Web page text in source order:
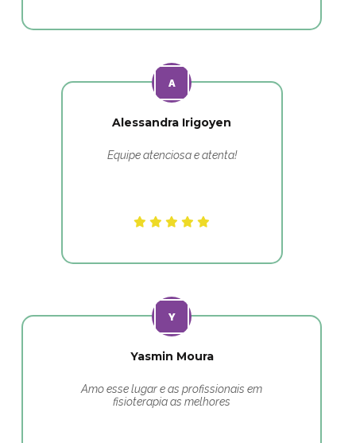
Alessandra Irigoyen
Equipe atenciosa e atenta!
Yasmin Moura
Amo esse lugar e as profissionais em
fisioterapia as melhores